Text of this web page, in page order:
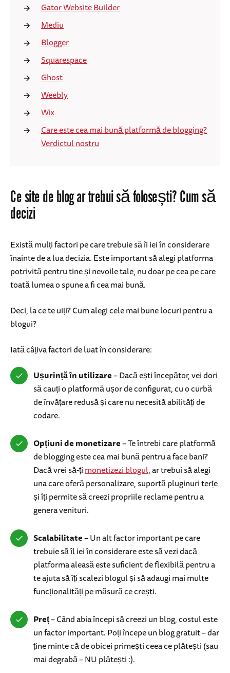
Gator Website Builder
Mediu
Blogger
Squarespace
Ghost
Weebly
Wix
Care este cea mai bună platformă de blogging?
Verdictul nostru
Ce site de blog ar trebui să folosești? Cum să
decizi
Există mulți factori pe care trebuie să îi iei în considerare
înainte de a lua decizia. Este important să alegi platforma
potrivită pentru tine și nevoile tale, nu doar pe cea pe care
toată lumea o spune a fi cea mai bună.
Deci, la ce te uiți? Cum alegi cele mai bune locuri pentru a
blogui?
Iată câțiva factori de luat în considerare:
Ușurință în utilizare– Dacă ești începător, vei dori
să cauți o platformă ușor de configurat, cu o curbă
de învățare redusă și care nu necesită abilități de
codare.
Opțiuni de monetizare– Te întrebi care platformă
de blogging este cea mai bună pentru a face bani?
Dacă vrei să-țimonetizezi blogul, ar trebui să alegi
una care oferă personalizare, suportă pluginuri terțe
și îți permite să creezi propriile reclame pentru a
genera venituri.
Scalabilitate– Un alt factor important pe care
trebuie să îl iei în considerare este să vezi dacă
platforma aleasă este suficient de flexibilă pentru a
te ajuta să îți scalezi blogul și să adaugi mai multe
funcționalități pe măsură ce crești.
Preț– Când abia începi să creezi un blog, costul este
un factor important. Poți începe un blog gratuit – dar
ține minte că de obicei primești ceea ce plătești (sau
mai degrabă – NU plătești :).